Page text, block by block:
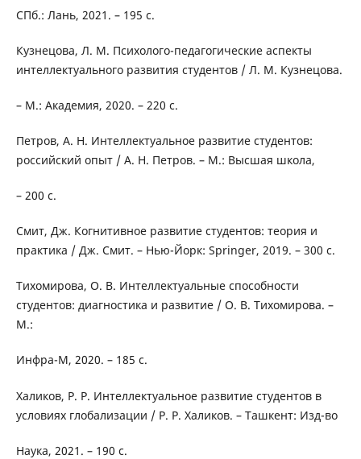
СПб.: Лань, 2021. – 195 с.
Кузнецова, Л. М. Психолого-педагогические аспекты
интеллектуального развития студентов / Л. М. Кузнецова.
– М.: Академия, 2020. – 220 с.
Петров, А. Н. Интеллектуальное развитие студентов:
российский опыт / А. Н. Петров. – М.: Высшая школа,
– 200 с.
Смит, Дж. Когнитивное развитие студентов: теория и
практика / Дж. Смит. – Нью-Йорк: Springer, 2019. – 300 с.
Тихомирова, О. В. Интеллектуальные способности
студентов: диагностика и развитие / О. В. Тихомирова. –
М.:
Инфра-М, 2020. – 185 с.
Халиков, Р. Р. Интеллектуальное развитие студентов в
условиях глобализации / Р. Р. Халиков. – Ташкент: Изд-во
Наука, 2021. – 190 с.